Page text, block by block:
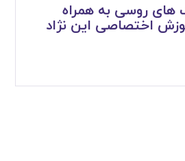
های روسی به همراه
اختصاصی این نژاد